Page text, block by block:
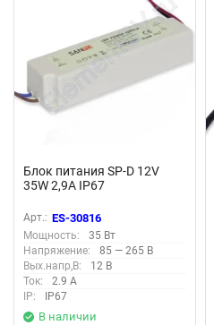
Блок питания SP-D 12V
35W 2,9A IP67
Арт.: ES-30816
Мощность:
35 Вт
Напряжение:
85 — 265 В
Вых.напр,В:
12 В
Ток:
2.9 А
IP:
IP67
В наличии